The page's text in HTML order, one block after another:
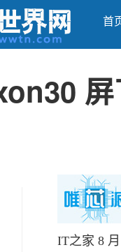
首
IT之家 8